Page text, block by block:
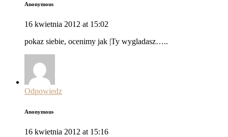
Anonymous
16 kwietnia 2012 at 15:02
pokaz siebie, ocenimy jak |Ty wygladasz…..
Odpowiedz
Anonymous
16 kwietnia 2012 at 15:16